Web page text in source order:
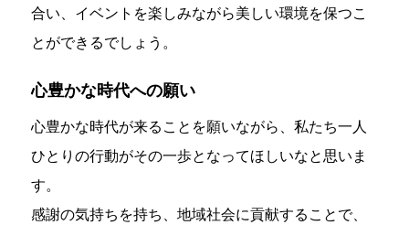
合い、イベントを楽しみながら美しい環境を保つこ
とができるでしょう。
心豊かな時代への願い
心豊かな時代が来ることを願いながら、私たち一人
ひとりの行動がその一歩となってほしいなと思いま
す。
感謝の気持ちを持ち、地域社会に貢献することで、